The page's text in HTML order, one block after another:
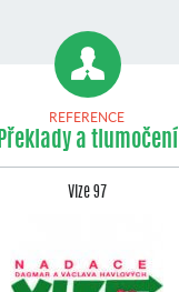
REFERENCE
Překlady a tlumočení
Vize 97